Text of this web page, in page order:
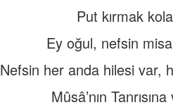
Put kırmak
Ey oğul, nefsin
Nefsin her anda hilesi var,
Mûsâ’nın